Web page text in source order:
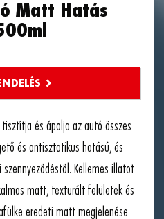
Matt Hatás
és ápolja az autó összes
és antisztatikus hatású, és
Kellemes illatot
matt, texturált felületek és
eredeti matt megjelenése